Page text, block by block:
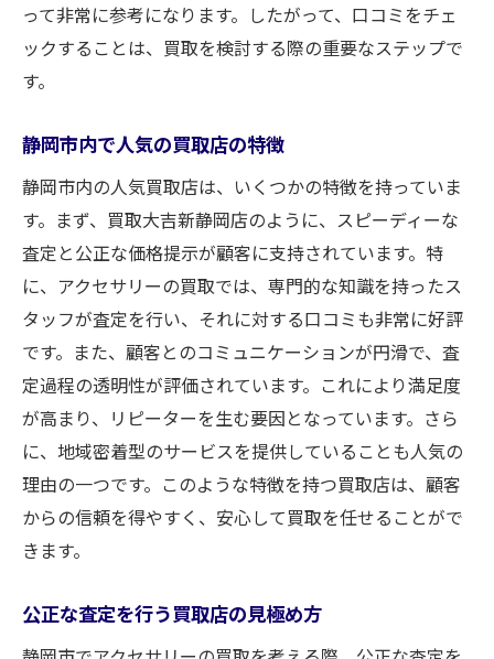
って非常に参考になります。したがって、口コミをチェ
ックすることは、買取を検討する際の重要なステップで
す。
静岡市内で人気の買取店の特徴
静岡市内の人気買取店は、いくつかの特徴を持っていま
す。まず、買取大吉新静岡店のように、スピーディーな
査定と公正な価格提示が顧客に支持されています。特
に、アクセサリーの買取では、専門的な知識を持ったス
タッフが査定を行い、それに対する口コミも非常に好評
です。また、顧客とのコミュニケーションが円滑で、査
定過程の透明性が評価されています。これにより満足度
が高まり、リピーターを生む要因となっています。さら
に、地域密着型のサービスを提供していることも人気の
理由の一つです。このような特徴を持つ買取店は、顧客
からの信頼を得やすく、安心して買取を任せることがで
きます。
公正な査定を行う買取店の見極め方